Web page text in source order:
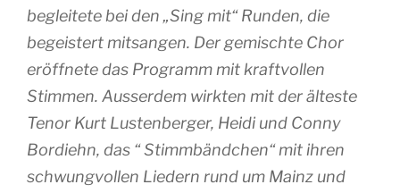
begleitete bei den „Sing mit“ Runden, die
begeistert mitsangen. Der gemischte Chor
eröffnete das Programm mit kraftvollen
Stimmen. Ausserdem wirkten mit der älteste
Tenor Kurt Lustenberger, Heidi und Conny
Bordiehn, das “ Stimmbändchen“ mit ihren
schwungvollen Liedern rund um Mainz und